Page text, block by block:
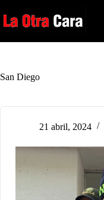
al
contenido
San Diego
21 abril, 2024